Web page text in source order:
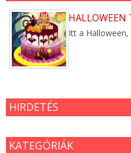
HALLOWEEN
Itt a Halloween,
HIRDETÉS
KATEGÓRIÁK